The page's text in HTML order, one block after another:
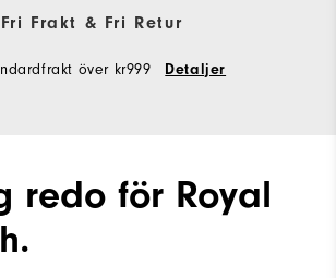
Fri Frakt & Fri Retur
över kr999 Detaljer
redo för Royal